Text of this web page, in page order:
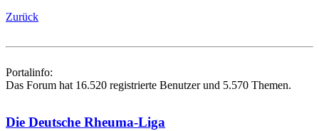
Zurück
Portalinfo:
Das Forum hat 16.520 registrierte Benutzer und 5.570 Themen.
Die Deutsche Rheuma-Liga